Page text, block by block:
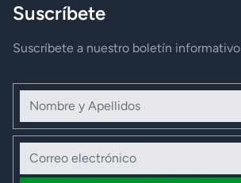
Suscríbete
Suscríbete a nuestro boletín informativo
Nombre y Apellidos
Correo electrónico